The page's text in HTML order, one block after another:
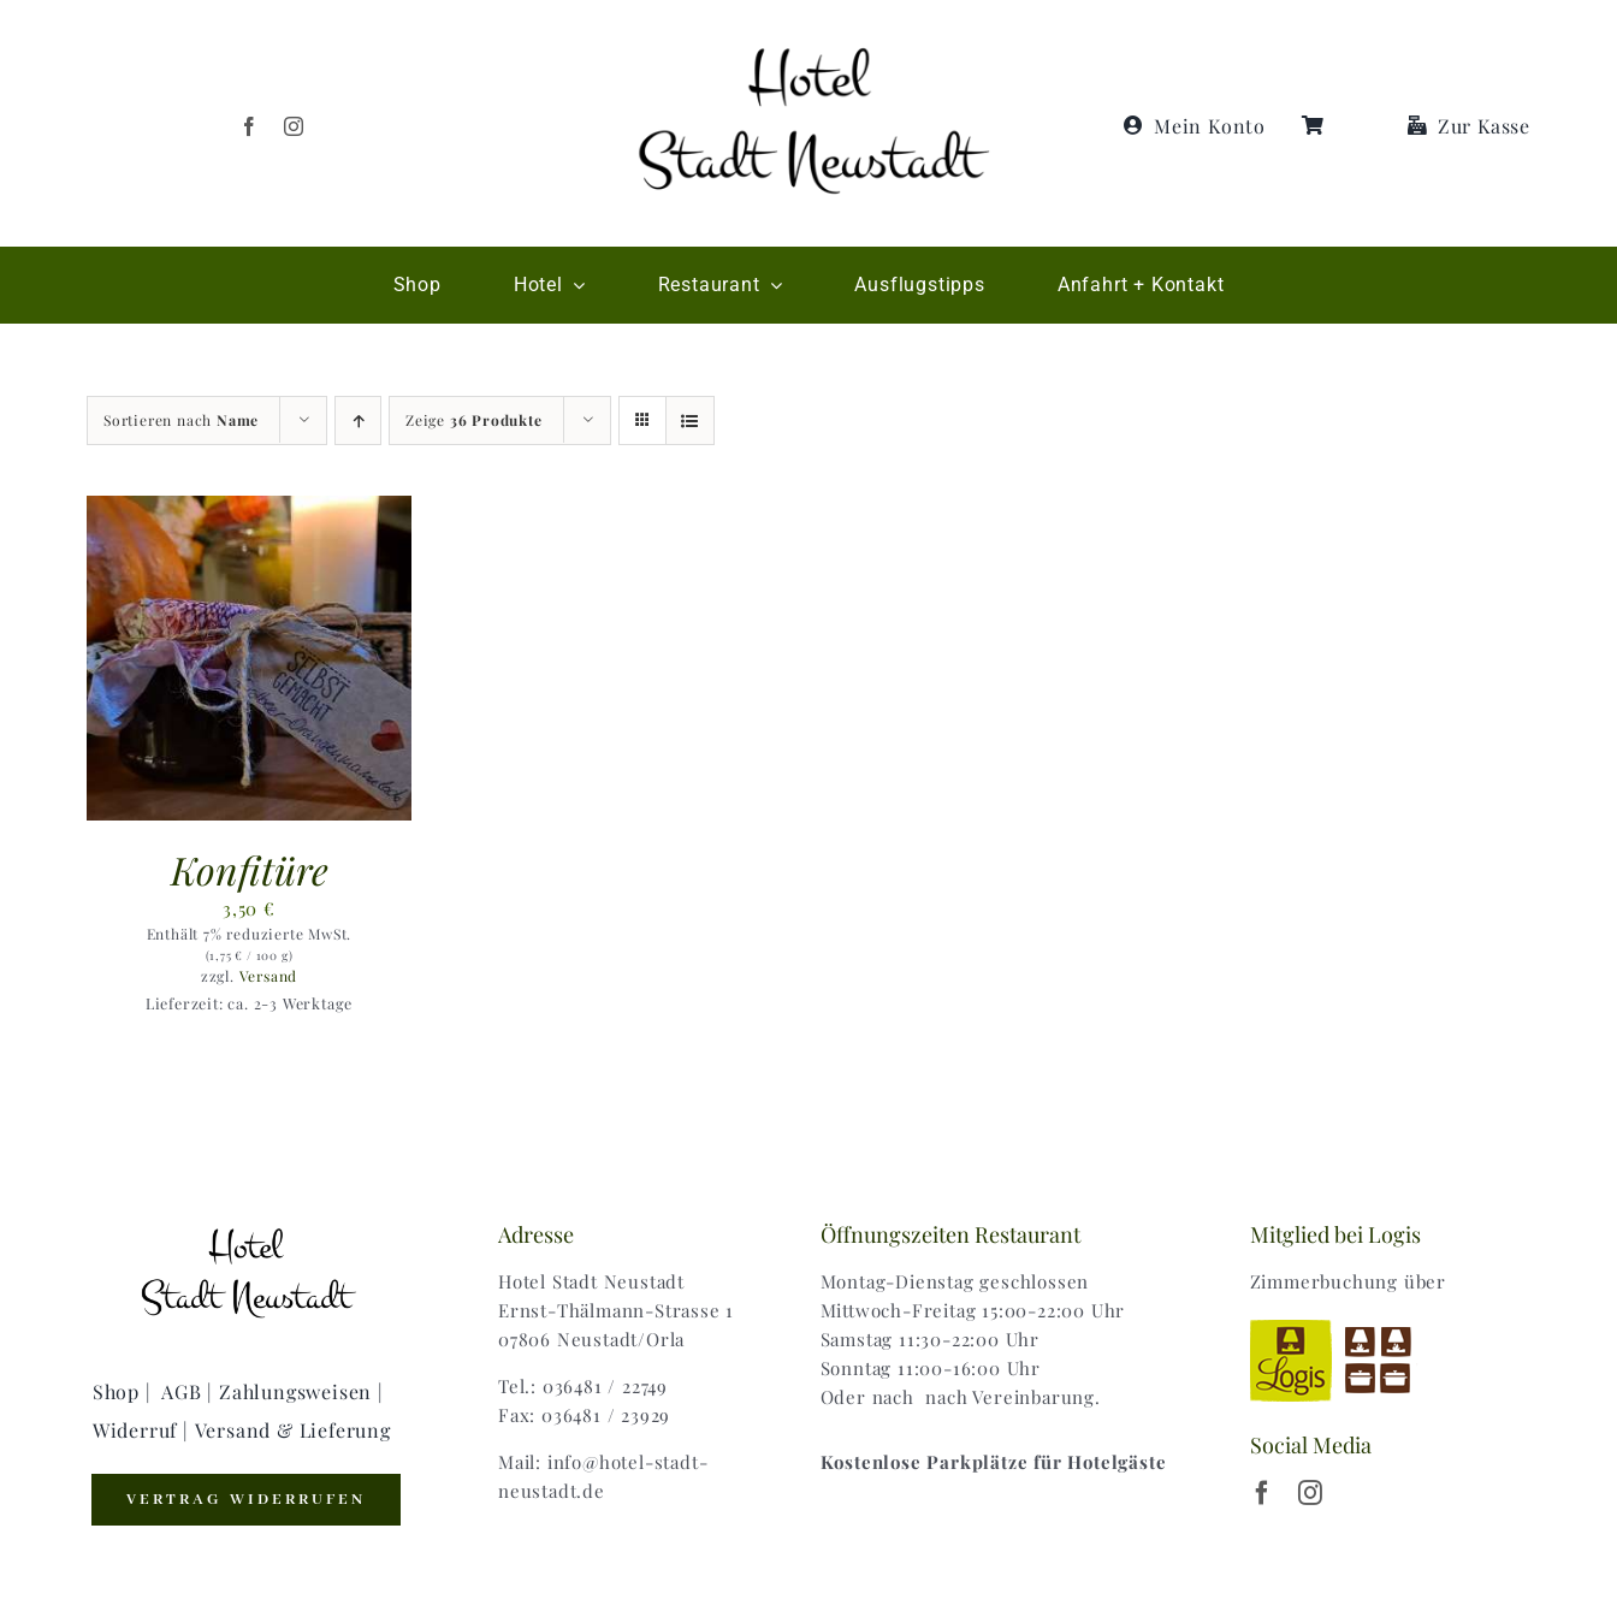
Mein Konto Zur Kasse
Shop Hotel Restaurant Ausflugstipps Anfahrt + Kontakt
Sortieren nach Name Zeige 36 Produkte
Konfitüre
3,50€
Enthält 7% reduzierte MwSt.
(1,75€ / 100 g)
zzgl. Versand
Lieferzeit: ca. 2-3 Werktage
Shop | AGB | Zahlungsweisen |
Widerruf | Versand & Lieferung
VERTRAG WIDERRUFEN
Adresse
Hotel Stadt Neustadt
Ernst-Thälmann-Strasse 1
07806 Neustadt/Orla
Tel.: 036481 / 22749
Fax: 036481 / 23929
Mail: info@hotel-stadt-
neustadt.de
Öffnungszeiten Restaurant
Montag-Dienstag geschlossen
Mittwoch-Freitag 15:00-22:00 Uhr
Samstag 11:30-22:00 Uhr
Sonntag 11:00-16:00 Uhr
Oder nach nach Vereinbarung.
Kostenlose Parkplätze für Hotelgäste
Mitglied bei Logis
Zimmerbuchung über
Social Media